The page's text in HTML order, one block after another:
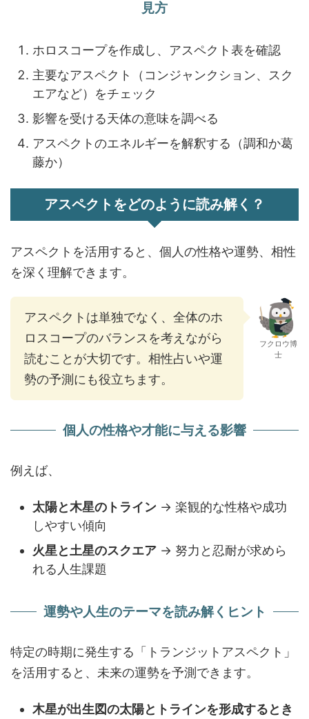
見方
ホロスコープを作成し、アスペクト表を確認
主要なアスペクト（コンジャンクション、スク
エアなど）をチェック
影響を受ける天体の意味を調べる
アスペクトのエネルギーを解釈する（調和か葛
藤か）
アスペクトをどのように読み解く？
アスペクトを活用すると、個人の性格や運勢、相性
を深く理解できます。
アスペクトは単独でなく、全体のホ
ロスコープのバランスを考えながら
読むことが大切です。相性占いや運
勢の予測にも役立ちます。
フクロウ博
士
個人の性格や才能に与える影響
例えば、
太陽と木星のトライン → 楽観的な性格や成功
しやすい傾向
火星と土星のスクエア → 努力と忍耐が求めら
れる人生課題
運勢や人生のテーマを読み解くヒント
特定の時期に発生する「トランジットアスペクト」
を活用すると、未来の運勢を予測できます。
木星が出生図の太陽とトラインを形成するとき